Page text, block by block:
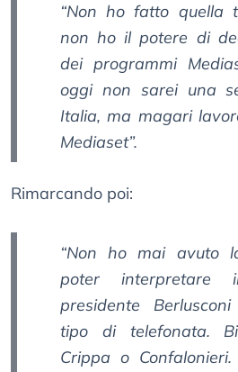
“Non ho fatto quella
non ho il potere di
dei programmi
oggi non sarei una
Italia, ma magari
Mediaset”.
Rimarcando poi:
“Non ho mai avuto
poter interpretare
presidente
tipo di telefonata.
Crippa o